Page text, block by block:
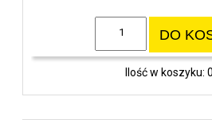
DO
Ilość w koszyku: